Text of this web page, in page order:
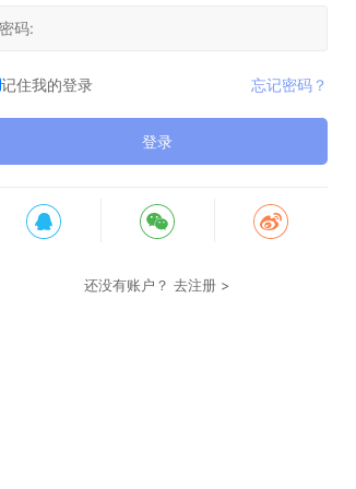
记住我的登录 忘记密码？
登录
还没有账户？去注册 >